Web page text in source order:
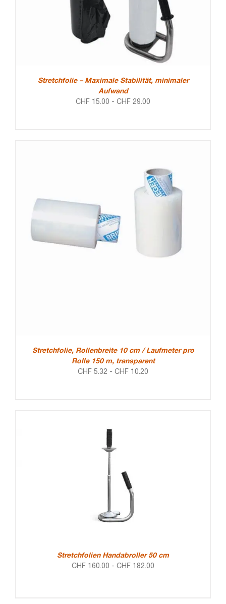
Stretchfolie – Maximale Stabilität, minimaler
Aufwand
CHF 15.00 - CHF 29.00
Stretchfolie, Rollenbreite 10 cm / Laufmeter pro
Rolle 150 m, transparent
CHF 5.32 - CHF 10.20
Stretchfolien Handabroller 50 cm
CHF 160.00 - CHF 182.00